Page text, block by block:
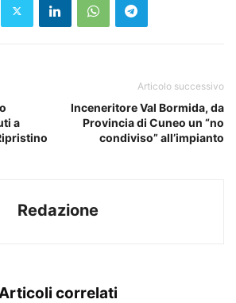
a
Articolo successivo
Inceneritore Val Bormida, da
Provincia di Cuneo un “no
condiviso” all’impianto
Redazione
Articoli correlati